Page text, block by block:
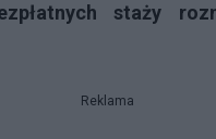
staży
Reklama